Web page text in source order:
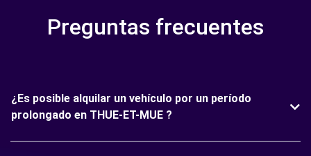
Preguntas frecuentes
¿Es posible alquilar un vehículo por un período
prolongado en THUE-ET-MUE ?